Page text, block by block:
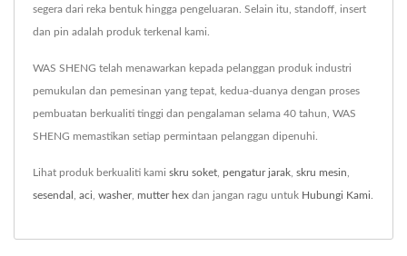
segera dari reka bentuk hingga pengeluaran. Selain itu, standoff, insert
dan pin adalah produk terkenal kami.
WAS SHENG telah menawarkan kepada pelanggan produk industri
pemukulan dan pemesinan yang tepat, kedua-duanya dengan proses
pembuatan berkualiti tinggi dan pengalaman selama 40 tahun, WAS
SHENG memastikan setiap permintaan pelanggan dipenuhi.
Lihat produk berkualiti kami skru soket pengatur jarak skru mesin
sesendal aci washer, mutter hex dan jangan ragu untuk Hubungi Kami